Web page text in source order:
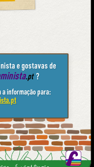
e gostavas de
.pt ?
a informação para: